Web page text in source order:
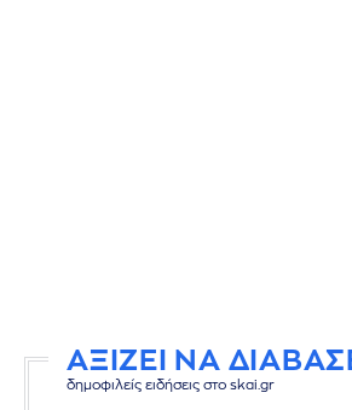
ΑΞΙΖΕΙ ΝΑ
δημοφιλείς ειδήσεις στο skai.gr